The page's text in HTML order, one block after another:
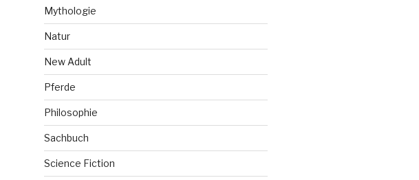
Mythologie
Natur
New Adult
Pferde
Philosophie
Sachbuch
Science Fiction